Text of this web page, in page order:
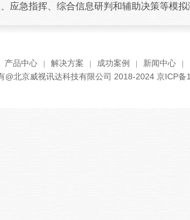
应急指挥、综合信息研判和辅助决策等模拟
产品中心 解决方案 成功案例 新闻中心
@北京威视讯达科技有限公司 2018-2024 京ICP备